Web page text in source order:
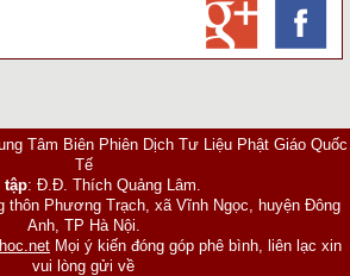
Tâm Biên Phiên Dịch Tư Liệu Phật Giáo Quốc
Tế
tập: Đ.Đ. Thích Quảng Lâm.
thôn Phương Trạch, xã Vĩnh Ngọc, huyện Đông
Anh, TP Hà Nội.
Mọi ý kiến đóng góp phê bình, liên lạc xin
vui lòng gửi về